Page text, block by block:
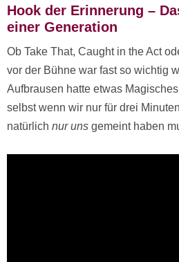
Hook der Erinnerung –
einer Generation
Ob Take That, Caught in the Act
vor der Bühne war fast so wichtig
Aufbrausen hatte etwas
selbst wenn wir nur für drei
natürlichnur uns gemeint haben